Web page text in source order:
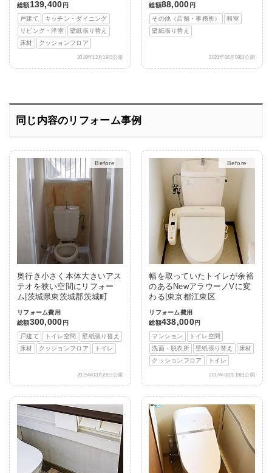
総額139,400 円
戸建て
キッチン・ダイニング
リビング・洋室
壁紙張り替え
床材
クッションフロア
2019年12月19日公開
総額88,000 円
その他（店舗・事務所）
和室
壁紙張り替え
2021年06月09日公開
同じ内容のリフォーム事例
After
奥行き小さく本体大きいアス
テオを狭い空間にリフォー
ム|茨城県東茨城郡茨城町
リフォーム費用
総額300,000 円
戸建て
トイレ空間
壁紙張り替え
床材
クッションフロア トイレ
2015年03月25日公開
After
幅を取っていたトイレが余裕
のあるNewアラウーノVに変
わる|東京都江東区
リフォーム費用
総額438,000円
マンション
トイレ空間
洗面・脱衣所
壁紙張り替え
床材
クッションフロア
トイレ
2017年08月18日公開